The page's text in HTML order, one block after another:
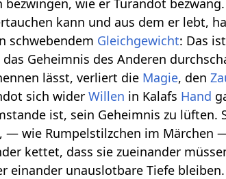
kann und aus dem er lebt,
schwebendem Gleichgewicht: Das ist
Geheimnis des Anderen
lässt, verliert die Magie, den
sich widerWillen in Kalafs Hand
ist, sein Geheimnis zu lüften.
— wie Rumpelstilzchen im Märchen
kettet, dass sie zueinander
einander unauslotbare Tiefe